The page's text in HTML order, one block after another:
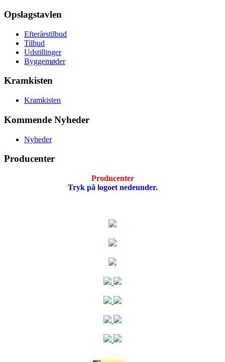
Opslagstavlen
Efterårstilbud
Tilbud
Udstillinger
Byggemøder
Kramkisten
Kramkisten
Kommende Nyheder
Nyheder
Producenter
Producenter
Tryk på logoet nedeunder.